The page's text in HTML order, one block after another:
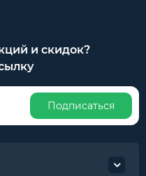
и скидок?
Подписаться